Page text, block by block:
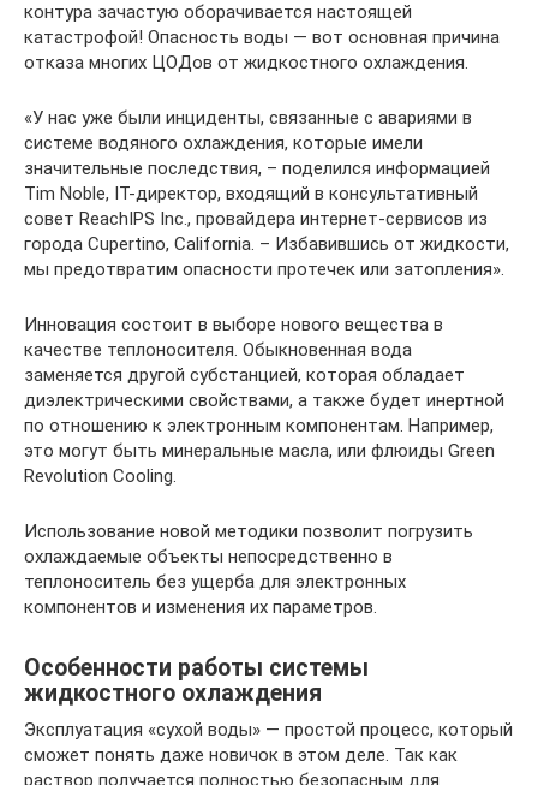
контура зачастую оборачивается настоящей
катастрофой! Опасность воды — вот основная причина
отказа многих ЦОДов от жидкостного охлаждения.
«У нас уже были инциденты, связанные с авариями в
системе водяного охлаждения, которые имели
значительные последствия, – поделился информацией
Tim Noble, IT-директор, входящий в консультативный
совет ReachIPS Inc., провайдера интернет-сервисов из
города Cupertino, California. – Избавившись от жидкости,
мы предотвратим опасности протечек или затопления».
Инновация состоит в выборе нового вещества в
качестве теплоносителя. Обыкновенная вода
заменяется другой субстанцией, которая обладает
диэлектрическими свойствами, а также будет инертной
по отношению к электронным компонентам. Например,
это могут быть минеральные масла, или флюиды Green
Revolution Cooling.
Использование новой методики позволит погрузить
охлаждаемые объекты непосредственно в
теплоноситель без ущерба для электронных
компонентов и изменения их параметров.
Особенности работы системы
жидкостного охлаждения
Эксплуатация «сухой воды» — простой процесс, который
сможет понять даже новичок в этом деле. Так как
раствор получается полностью безопасным для